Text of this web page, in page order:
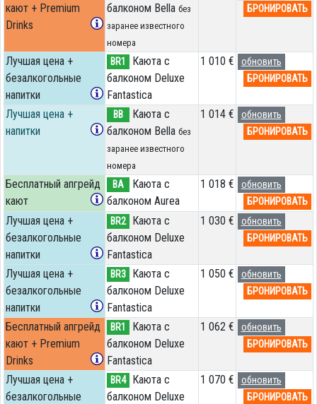
кают + Premium
Drinks
балконом Bella без
заранее известного
номера
БРОНИРОВАТЬ
Лучшая цена +
безалкогольные
напитки
BR1
Каюта с
балконом Deluxe
Fantastica
1 010 €
обновить
БРОНИРОВАТЬ
Лучшая цена +
напитки
BB
Каюта с
балконом Bella без
заранее известного
номера
1 014 €
обновить
БРОНИРОВАТЬ
Бесплатный апгрейд
кают
BA
Каюта с
балконом Aurea
1 018 €
обновить
БРОНИРОВАТЬ
Лучшая цена +
безалкогольные
напитки
BR2
Каюта с
балконом Deluxe
Fantastica
1 030 €
обновить
БРОНИРОВАТЬ
Лучшая цена +
безалкогольные
напитки
BR3
Каюта с
балконом Deluxe
Fantastica
1 050 €
обновить
БРОНИРОВАТЬ
Бесплатный апгрейд
кают + Premium
Drinks
BR1
Каюта с
балконом Deluxe
Fantastica
1 062 €
обновить
БРОНИРОВАТЬ
Лучшая цена +
безалкогольные
BR4
Каюта с
балконом Deluxe
1 070 €
обновить
БРОНИРОВАТЬ